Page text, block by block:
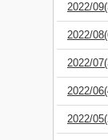
2022/
2022/
2022/
2022/
2022/